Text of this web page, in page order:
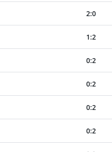
2:0
1:2
0:2
0:2
0:2
0:2